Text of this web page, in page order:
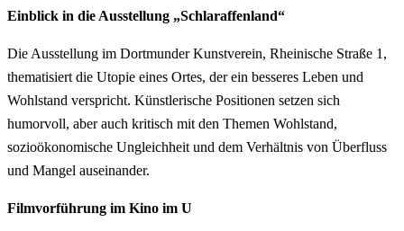
Einblick in die Ausstellung „Schlaraffenland“
Die Ausstellung im Dortmunder Kunstverein, Rheinische Straße 1,
thematisiert die Utopie eines Ortes, der ein besseres Leben und
Wohlstand verspricht. Künstlerische Positionen setzen sich
humorvoll, aber auch kritisch mit den Themen Wohlstand,
sozioökonomische Ungleichheit und dem Verhältnis von Überfluss
und Mangel auseinander.
Filmvorführung im Kino im U